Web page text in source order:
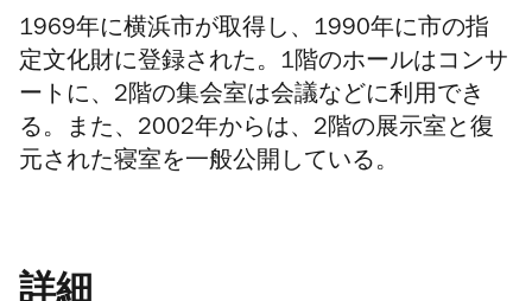
1969年に横浜市が取得し、1990年に市の指
定文化財に登録された。1階のホールはコンサ
ートに、2階の集会室は会議などに利用でき
る。また、2002年からは、2階の展示室と復
元された寝室を一般公開している。